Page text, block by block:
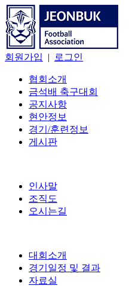
회원가입 | 로그인
협회소개
금석배 축구대회
공지사항
현안정보
경기/훈련정보
게시판
인사말
조직도
오시는길
대회소개
경기일정 및 결과
자료실